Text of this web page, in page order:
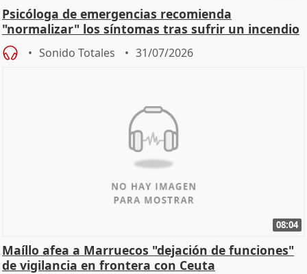
Psicóloga de emergencias recomienda
"normalizar" los síntomas tras sufrir un incendio
Sonido Totales 31/07/2026
08:04
Maíllo afea a Marruecos "dejación de funciones"
de vigilancia en frontera con Ceuta